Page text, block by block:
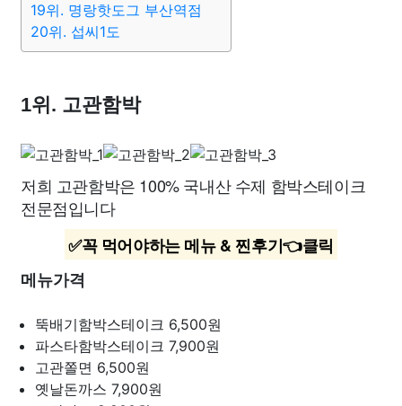
19위. 명랑핫도그 부산역점
20위. 섭씨1도
1위. 고관함박
저희 고관함박은 100% 국내산 수제 함박스테이크
전문점입니다
✅꼭 먹어야하는 메뉴 & 찐후기👈클릭
메뉴가격
뚝배기함박스테이크 6,500원
파스타함박스테이크 7,900원
고관쫄면 6,500원
옛날돈까스 7,900원